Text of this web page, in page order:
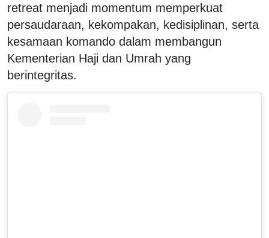
retreat menjadi momentum memperkuat
persaudaraan, kekompakan, kedisiplinan, serta
kesamaan komando dalam membangun
Kementerian Haji dan Umrah yang
berintegritas.